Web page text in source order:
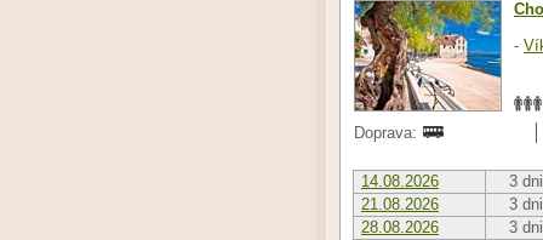
-
Doprava:
14.08.2026
3 dni
21.08.2026
3 dni
28.08.2026
3 dni